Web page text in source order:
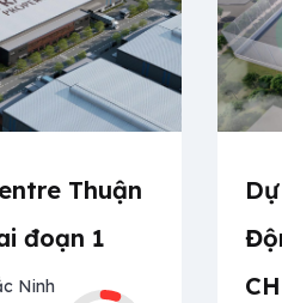
Thuận
đoạn 1
Ninh